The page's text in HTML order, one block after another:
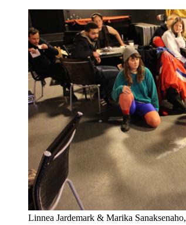
Linnea Jardemark & Marika Sanaksenaho,